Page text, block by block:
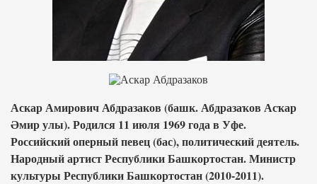
Аскар Амирович Абдразаков (башк. Абдразаҡов Асҡар
Әмир улы). Родился 11 июля 1969 года в Уфе.
Российский оперный певец (бас), политический деятель.
Народный артист Республики Башкортостан. Министр
культуры Республики Башкортостан (2010-2011).